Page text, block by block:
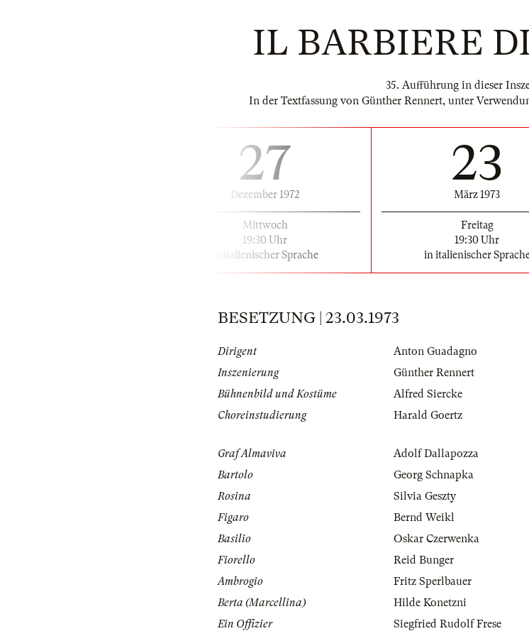
IL BARBIERE
35. Aufführung in dieser
In der Textfassung von Günther Rennert, unter
27
Dezember 1972
Mittwoch
19:30 Uhr
in italienischer Sprache
23
März 1973
Freitag
19:30 Uhr
in italienischer
BESETZUNG | 23.03.1973
Dirigent
Anton Guadagno
Inszenierung
Günther Rennert
Bühnenbild und Kostüme
Alfred Siercke
Choreinstudierung
Harald Goertz
Graf Almaviva
Adolf Dallapozza
Bartolo
Georg Schnapka
Rosina
Silvia Geszty
Figaro
Bernd Weikl
Basilio
Oskar Czerwenka
Fiorello
Reid Bunger
Ambrogio
Fritz Sperlbauer
Berta (Marcellina)
Hilde Konetzni
Ein Offizier
Siegfried Rudolf Frese